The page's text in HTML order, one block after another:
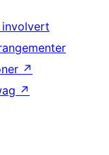
involvert
↗
↗